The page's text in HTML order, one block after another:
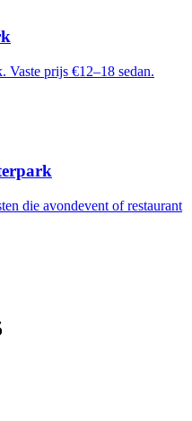
prijs €12–18 sedan.
die avondevent of restaurant